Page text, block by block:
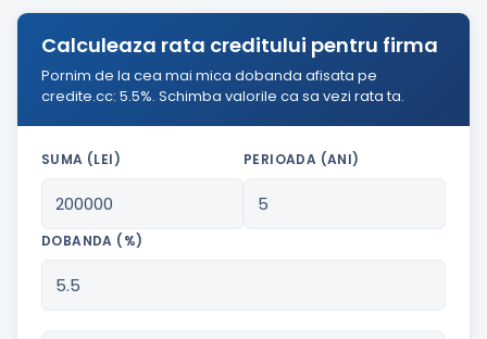
Calculeaza rata creditului pentru firma
Pornim de la cea mai mica dobanda afisata pe
credite.cc: 5.5%. Schimba valorile ca sa vezi rata ta.
SUMA (LEI) PERIOADA (ANI)
DOBANDA (%)